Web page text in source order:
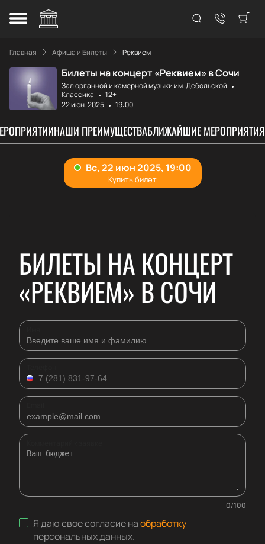
Главная Афиша и Билеты Реквием
Билеты на концерт «Реквием» в Сочи
Зал органной и камерной музыки им. Дебольской
Классика
12+
22 июн. 2025
19:00
НАШИ ПРЕИМУЩЕСТВАБЛИЖАЙШИЕ МЕРОПРИЯТИЯ
БИЛЕТЫ НА КОНЦЕРТ
«РЕКВИЕМ» В СОЧИ
0/100
Я даю свое согласие наобработку
персональных данных.